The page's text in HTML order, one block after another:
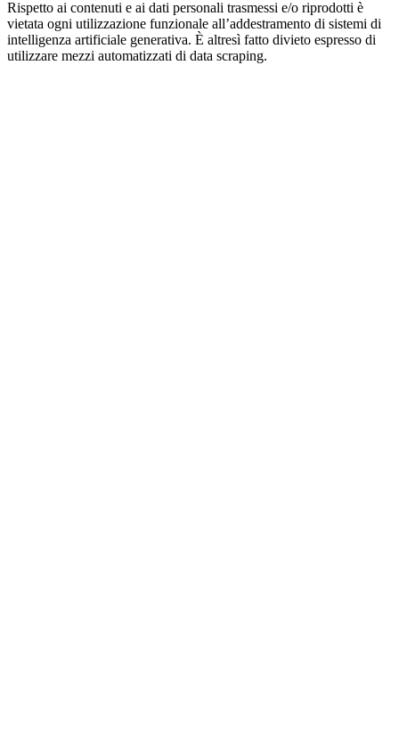
Rispetto ai contenuti e ai dati personali trasmessi e/o riprodotti è
vietata ogni utilizzazione funzionale all’addestramento di sistemi di
intelligenza artificiale generativa. È altresì fatto divieto espresso di
utilizzare mezzi automatizzati di data scraping.